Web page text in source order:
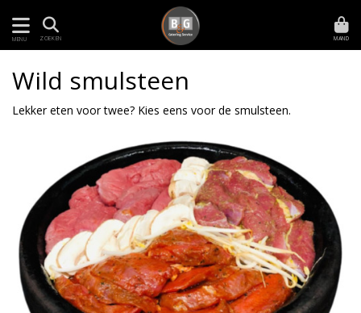
MENU ZOEKEN MAND
Wild smulsteen
Lekker eten voor twee? Kies eens voor de smulsteen.